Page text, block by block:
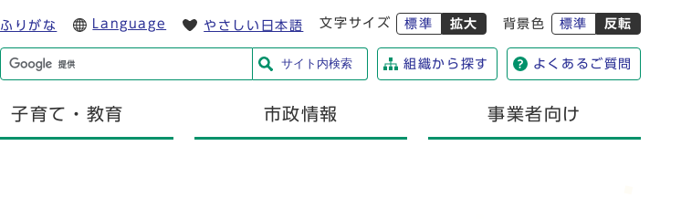
ふりがな Language やさしい日本語 文字サイズ 標準 拡大 背景色 標準 反転
サイト内検索 組織から探す よくあるご質問
子育て・教育 市政情報 事業者向け